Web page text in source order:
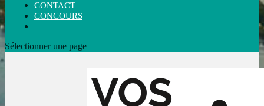
CONTACT
CONCOURS
Sélectionner une page